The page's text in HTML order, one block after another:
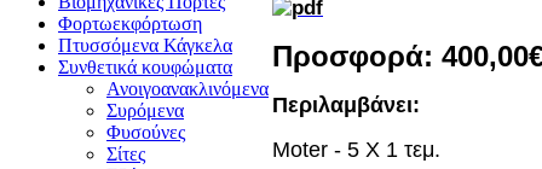
Φορτωεκφόρτωση
Πτυσσόμενα Κάγκελα
Συνθετικά κουφώματα
Ανοιγοανακλινόμενα
Συρόμενα
Φυσούνες
Σίτες
Προσφορά:
Περιλαμβάνει:
Moter - 5 X 1 τεμ.